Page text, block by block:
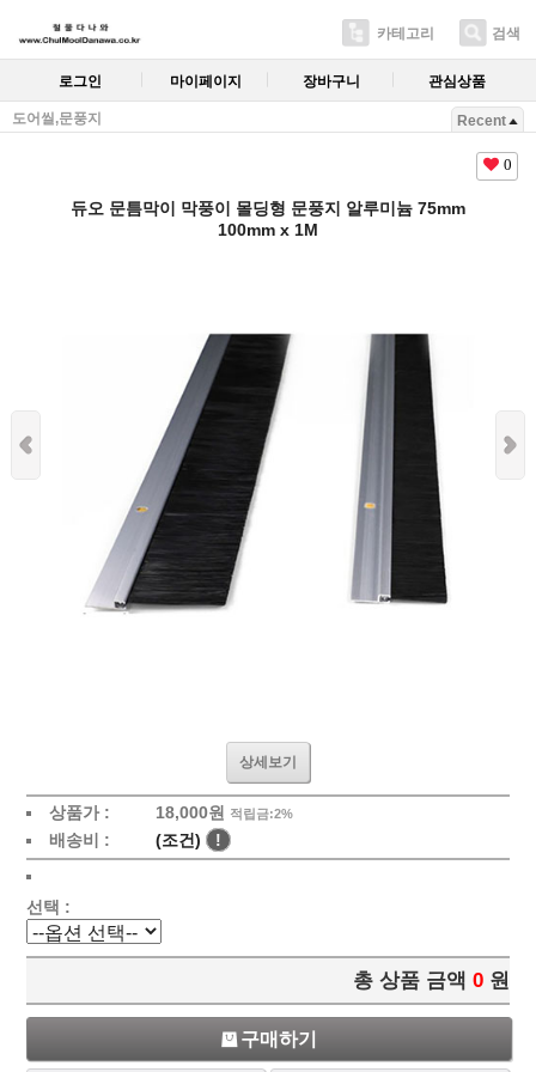
카테고리 검색
로그인 마이페이지 장바구니 관심상품
도어씰,문풍지 Recent
0
듀오 문틈막이 막풍이 몰딩형 문풍지 알루미늄 75mm
100mm x 1M
상세보기
상품가 : 18,000원 적립금:2%
배송비 : (조건) !
선택 :
총 상품 금액 0 원
구매하기